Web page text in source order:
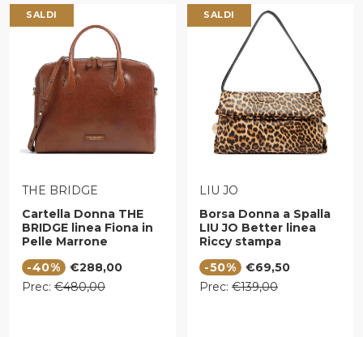
SALDI
VENDITORE:
THE BRIDGE
Cartella Donna THE
BRIDGE linea Fiona in
Pelle Marrone
-40%
Prezzo di vendita
€288,00
Prezzo regolare
Prec: €480,00
SALDI
VENDITORE:
LIU JO
Borsa Donna a Spalla
LIU JO Better linea
Riccy stampa
-50%
Prezzo di vendita
€69,50
Prezzo regolare
Prec: €139,00